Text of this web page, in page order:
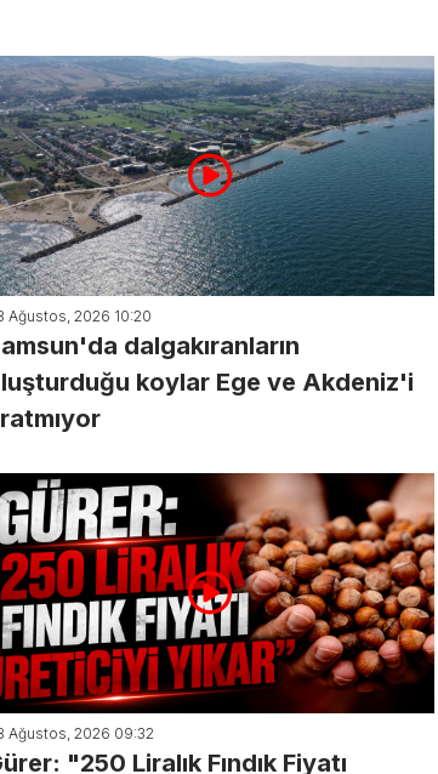
Ağustos, 2026 10:20
dalgakıranların
koylar Ege ve Akdeniz'i
Ağustos, 2026 09:32
"250 Liralık Fındık Fiyatı